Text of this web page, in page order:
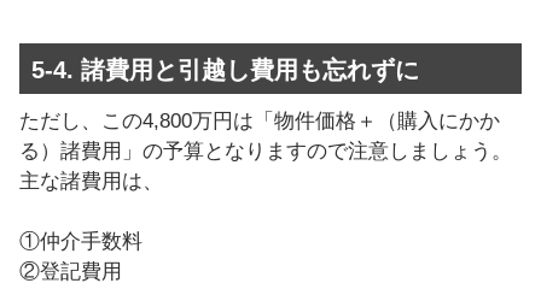
5-4. 諸費用と引越し費用も忘れずに
ただし、この4,800万円は「物件価格＋（購入にかか
る）諸費用」の予算となりますので注意しましょう。
主な諸費用は、
①仲介手数料
②登記費用